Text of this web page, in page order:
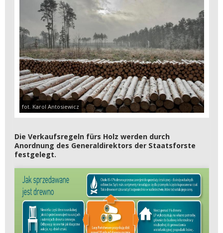
fot. Karol Antosiewicz
Die Verkaufsregeln fürs Holz werden durch
Anordnung des Generaldirektors der Staatsforste
festgelegt.